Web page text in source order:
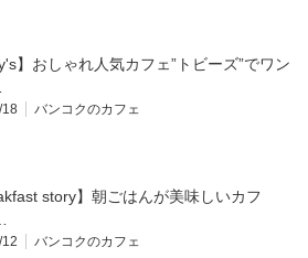
】おしゃれ人気カフェ”トビーズ”でワン
18 バンコクのカフェ
story】朝ごはんが美味しいカフ
バンコクのカフェ